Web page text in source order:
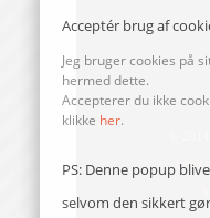
Send
Acceptér brug af
Jeg bruger cookies på
hermed dette.
Accepterer du ikke
klikke her.
PS: Denne popup
selvom den sikkert